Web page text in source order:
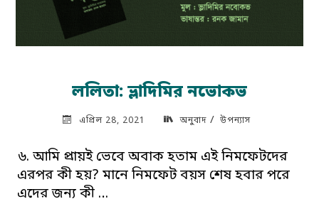
ললিতা: ভ্লাদিমির নভোকভ
এপ্রিল 28, 2021 অনুবাদ/ উপন্যাস
৬. আমি প্রায়ই ভেবে অবাক হতাম এই নিমফেটদের
এরপর কী হয়? মানে নিমফেট বয়স শেষ হবার পরে
এদের জন্য কী …